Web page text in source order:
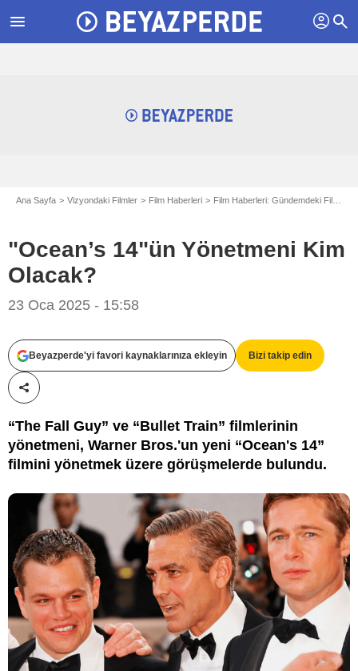
menu profil search
Ana Sayfa Vizyondaki Filmler Film Haberleri Film Haberleri: Gündemdeki Filmler
"Ocean’s 14"ün Yönetmeni Kim
Olacak?
23 Oca 2025 - 15:58
Beyazperde'yi favori kaynaklarınıza ekleyin Bizi takip edin
Paylaş!
“The Fall Guy” ve “Bullet Train” filmlerinin
yönetmeni, Warner Bros.'un yeni “Ocean's 14”
filmini yönetmek üzere görüşmelerde bulundu.